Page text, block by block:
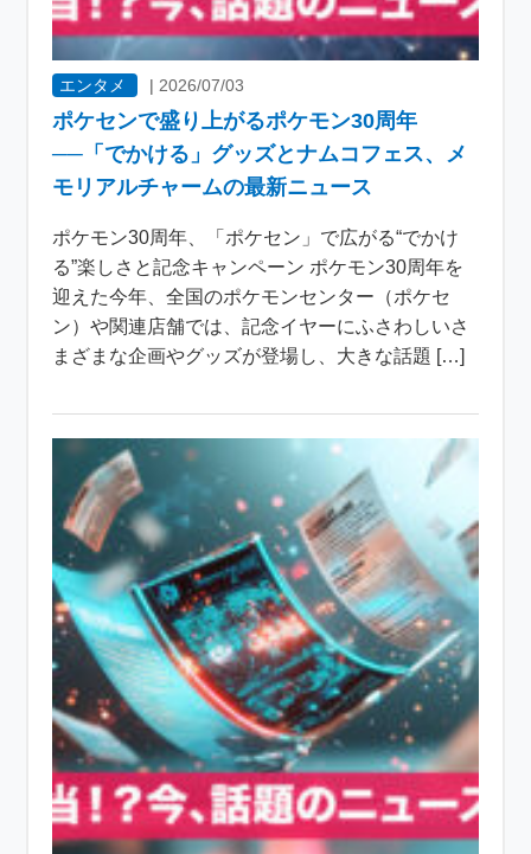
エンタメ | 2026/07/03
ポケセンで盛り上がるポケモン30周年
──「でかける」グッズとナムコフェス、メ
モリアルチャームの最新ニュース
ポケモン30周年、「ポケセン」で広がる“でかけ
る”楽しさと記念キャンペーン ポケモン30周年を
迎えた今年、全国のポケモンセンター（ポケセ
ン）や関連店舗では、記念イヤーにふさわしいさ
まざまな企画やグッズが登場し、大きな話題 […]